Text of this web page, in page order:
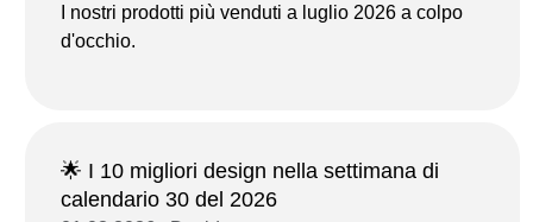
I nostri prodotti più venduti a luglio 2026 a colpo
d'occhio.
🌟 I 10 migliori design nella settimana di
calendario 30 del 2026